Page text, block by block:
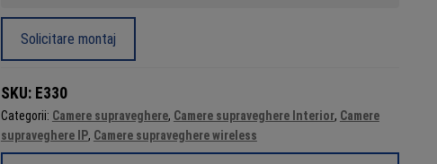
4MP,
Fi,
difuzor,
IR
12m,
Solicitare montaj
SKU: E330
Categorii: Camere supraveghere, Camere supraveghere Interior, Camere
supraveghere IP, Camere supraveghere wireless